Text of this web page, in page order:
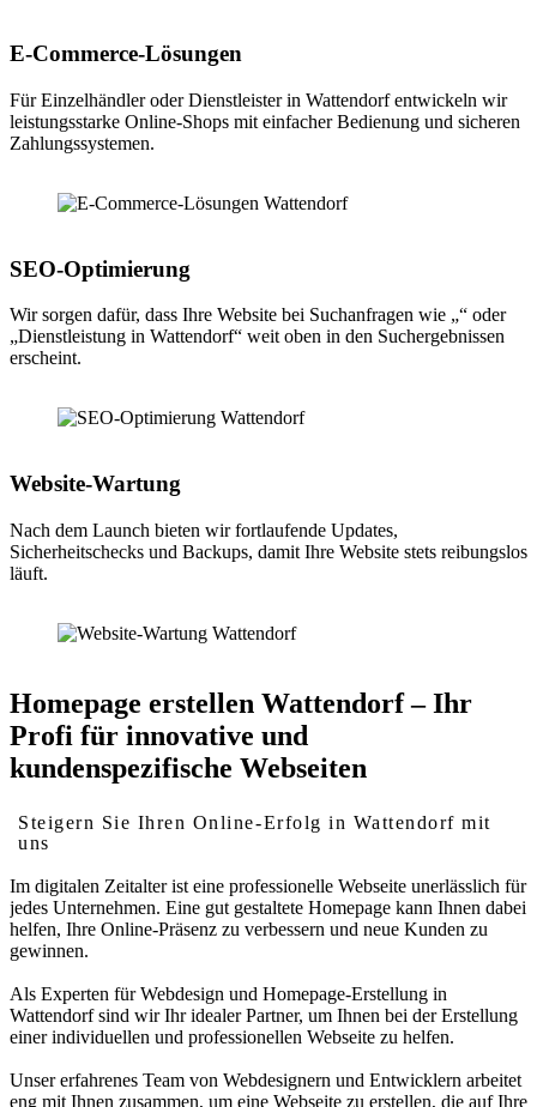
E-Commerce-Lösungen
Für Einzelhändler oder Dienstleister in Wattendorf entwickeln wir
leistungsstarke Online-Shops mit einfacher Bedienung und sicheren
Zahlungssystemen.
SEO-Optimierung
Wir sorgen dafür, dass Ihre Website bei Suchanfragen wie „“ oder
„Dienstleistung in Wattendorf“ weit oben in den Suchergebnissen
erscheint.
Website-Wartung
Nach dem Launch bieten wir fortlaufende Updates,
Sicherheitschecks und Backups, damit Ihre Website stets reibungslos
läuft.
Homepage erstellen Wattendorf – Ihr
Profi für innovative und
kundenspezifische Webseiten
Steigern Sie Ihren Online-Erfolg in Wattendorf mit
uns
Im digitalen Zeitalter ist eine professionelle Webseite unerlässlich für
jedes Unternehmen. Eine gut gestaltete Homepage kann Ihnen dabei
helfen, Ihre Online-Präsenz zu verbessern und neue Kunden zu
gewinnen.
Als Experten für Webdesign und Homepage-Erstellung in
Wattendorf sind wir Ihr idealer Partner, um Ihnen bei der Erstellung
einer individuellen und professionellen Webseite zu helfen.
Unser erfahrenes Team von Webdesignern und Entwicklern arbeitet
eng mit Ihnen zusammen, um eine Webseite zu erstellen, die auf Ihre